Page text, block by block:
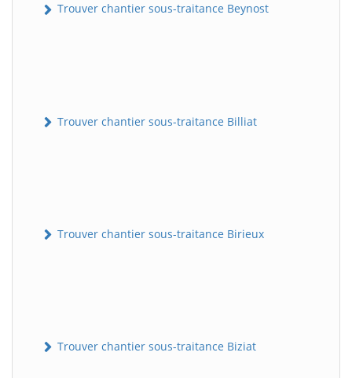
Trouver chantier sous-traitance Beynost
Trouver chantier sous-traitance Billiat
Trouver chantier sous-traitance Birieux
Trouver chantier sous-traitance Biziat